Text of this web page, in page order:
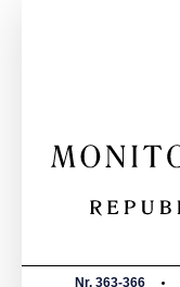
Nr. 363-366